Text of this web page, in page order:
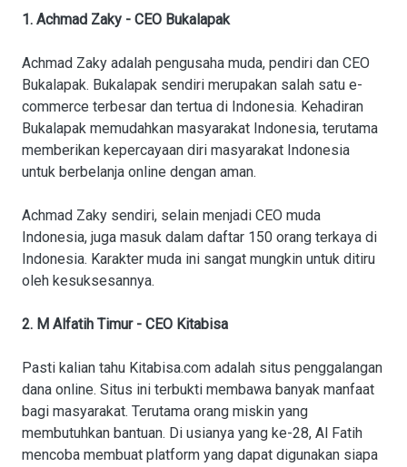
1. Achmad Zaky - CEO Bukalapak
Achmad Zaky adalah pengusaha muda, pendiri dan CEO
Bukalapak. Bukalapak sendiri merupakan salah satu e-
commerce terbesar dan tertua di Indonesia. Kehadiran
Bukalapak memudahkan masyarakat Indonesia, terutama
memberikan kepercayaan diri masyarakat Indonesia
untuk berbelanja online dengan aman.
Achmad Zaky sendiri, selain menjadi CEO muda
Indonesia, juga masuk dalam daftar 150 orang terkaya di
Indonesia. Karakter muda ini sangat mungkin untuk ditiru
oleh kesuksesannya.
2. M Alfatih Timur - CEO Kitabisa
Pasti kalian tahu Kitabisa.com adalah situs penggalangan
dana online. Situs ini terbukti membawa banyak manfaat
bagi masyarakat. Terutama orang miskin yang
membutuhkan bantuan. Di usianya yang ke-28, Al Fatih
mencoba membuat platform yang dapat digunakan siapa